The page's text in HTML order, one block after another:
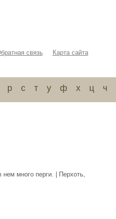
связь Карта сайта
р с т у ф х ц ч
много перги. | Перхоть,